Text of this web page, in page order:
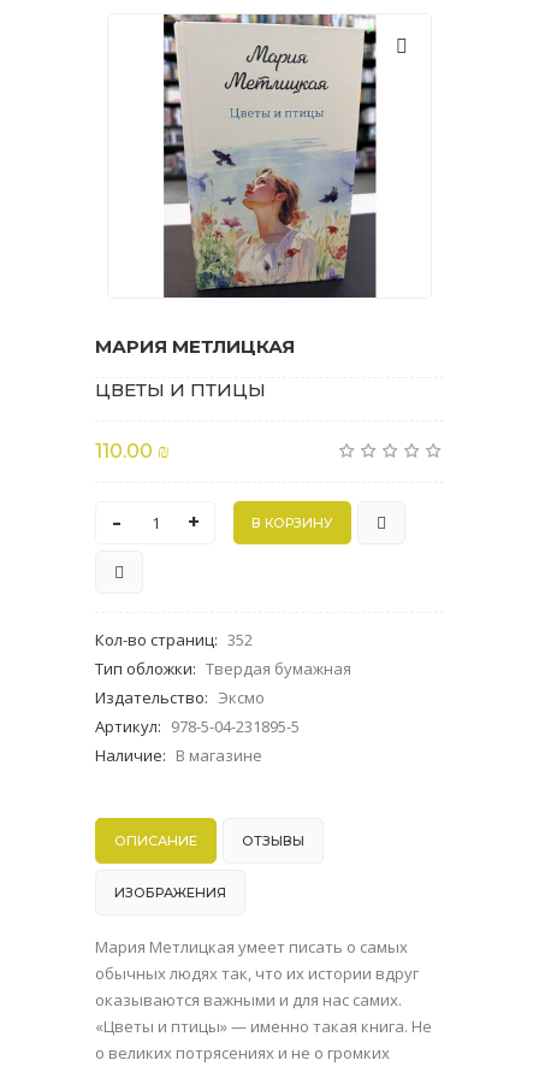
МАРИЯ МЕТЛИЦКАЯ
ЦВЕТЫ И ПТИЦЫ
110.00 ₪
- +
Кол-во страниц: 352
Тип обложки: Твердая бумажная
Издательство: Эксмо
Артикул: 978-5-04-231895-5
Наличие: В магазине
ОПИСАНИЕ ОТЗЫВЫ
ИЗОБРАЖЕНИЯ
Мария Метлицкая умеет писать о самых
обычных людях так, что их истории вдруг
оказываются важными и для нас самих.
«Цветы и птицы» — именно такая книга. Не
о великих потрясениях и не о громких